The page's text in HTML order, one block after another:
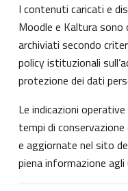
I contenuti caricati e
Moodle e Kaltura
archiviati secondo
policy istituzionali
protezione dei dati
Le indicazioni
tempi di
e aggiornate nel sito
piena informazione